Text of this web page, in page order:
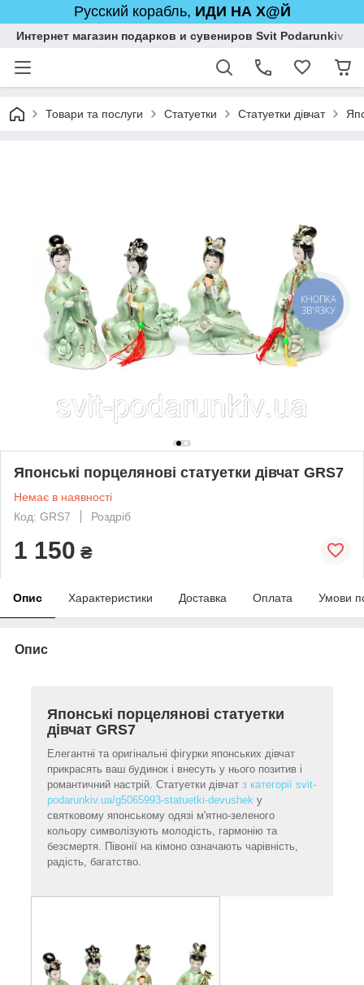
Русский корабль, ИДИ НА Х@Й
Интернет магазин подарков и сувениров Svit Podarunkiv
Товари та послуги Статуетки Статуетки дівчат
Японські порцелянові статуетки дівчат GRS7
Немає в наявності
Код: GRS7
Роздріб
1 150 ₴
Опис Характеристики Доставка Оплата Умови
Опис
Японські порцелянові статуетки
дівчат GRS7
Елегантні та оригінальні фігурки японських дівчат
прикрасять ваш будинок і внесуть у нього позитив і
романтичний настрій. Статуетки дівчат з категорії svit-
podarunkiv.ua/g5065993-statuetki-devushek у
святковому японському одязі м'ятно-зеленого
кольору символізують молодість, гармонію та
безсмертя. Півонії на кімоно означають чарівність,
радість, багатство.
КНОПКА
ЗВ'ЯЗКУ